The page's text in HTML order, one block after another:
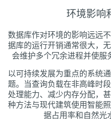
环境影响
数据库作对环境的影响远远
据库的运行开销通常很大，
会维护多个冗余进程并使服
以可持续发展为重点的系统
题。当查询负载在非高峰时
处理能力、减少内存分配，
种方法与现代建筑使用智能
据占用率和自然光